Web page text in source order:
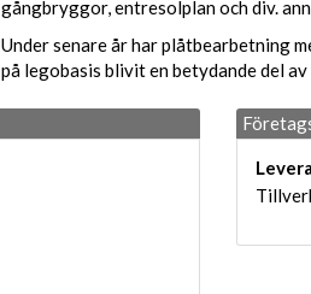
gångbryggor, entresolplan och div.
Under senare år har plåtbearbetning
på legobasis blivit en betydande del